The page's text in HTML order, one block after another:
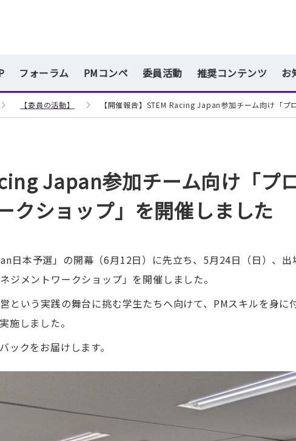
フォーラム PMコンペ 委員活動 推奨コンテンツ お
【委員の活動】 【開催報告】STEM Racing Japan参加チーム向け「
Japan参加チーム向け「プ
クショップ」を開催しました
日本予選」の開幕（6月12日）に先立ち、5月24日（日）、出
メントワークショップ」を開催しました。
という実践の舞台に挑む学生たちへ向けて、PMスキルを身に
施しました。
クをお届けします。